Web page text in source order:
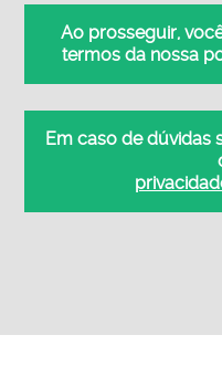
Ao prosseguir,
termos da nossa
Em caso de dúvidas